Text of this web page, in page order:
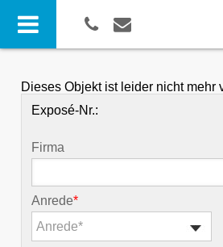
Dieses Objekt ist leider nicht mehr
Exposé-Nr.:
Firma
Anrede*
Anrede*